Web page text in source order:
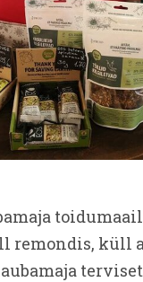
remondis, küll